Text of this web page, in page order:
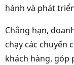
hành và phát
Chẳng hạn,
chạy các chuyến
khách hàng, góp